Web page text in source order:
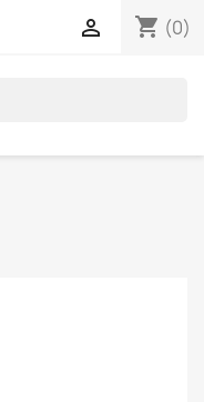
shopping_cart (0)
